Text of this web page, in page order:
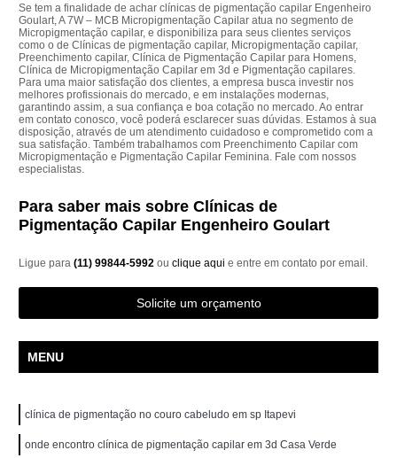
Se tem a finalidade de achar clínicas de pigmentação capilar Engenheiro
Goulart, A 7W – MCB Micropigmentação Capilar atua no segmento de
Micropigmentação capilar, e disponibiliza para seus clientes serviços
como o de Clínicas de pigmentação capilar, Micropigmentação capilar,
Preenchimento capilar, Clínica de Pigmentação Capilar para Homens,
Clínica de Micropigmentação Capilar em 3d e Pigmentação capilares.
Para uma maior satisfação dos clientes, a empresa busca investir nos
melhores profissionais do mercado, e em instalações modernas,
garantindo assim, a sua confiança e boa cotação no mercado. Ao entrar
em contato conosco, você poderá esclarecer suas dúvidas. Estamos à sua
disposição, através de um atendimento cuidadoso e comprometido com a
sua satisfação. Também trabalhamos com Preenchimento Capilar com
Micropigmentação e Pigmentação Capilar Feminina. Fale com nossos
especialistas.
Para saber mais sobre Clínicas de
Pigmentação Capilar Engenheiro Goulart
Ligue para(11) 99844-5992ouclique aqui e entre em contato por email.
Solicite um orçamento
MENU
clínica de pigmentação no couro cabeludo em sp Itapevi
onde encontro clínica de pigmentação capilar em 3d Casa Verde